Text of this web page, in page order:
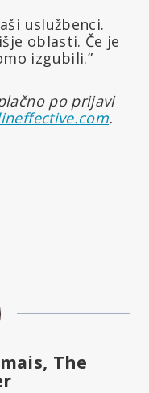
uslužbenci.
oblasti. Če je
izgubili.”
po prijavi
.
The